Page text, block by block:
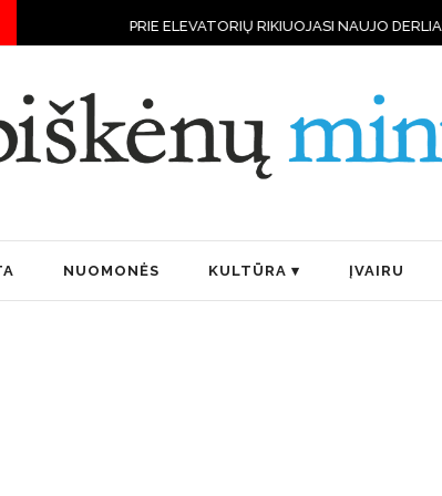
ELEVATORIŲ RIKIUOJASI NAUJO DERLIAUS VILKSTINĖS
NUOMONĖS KULTŪRA ĮVAIRU